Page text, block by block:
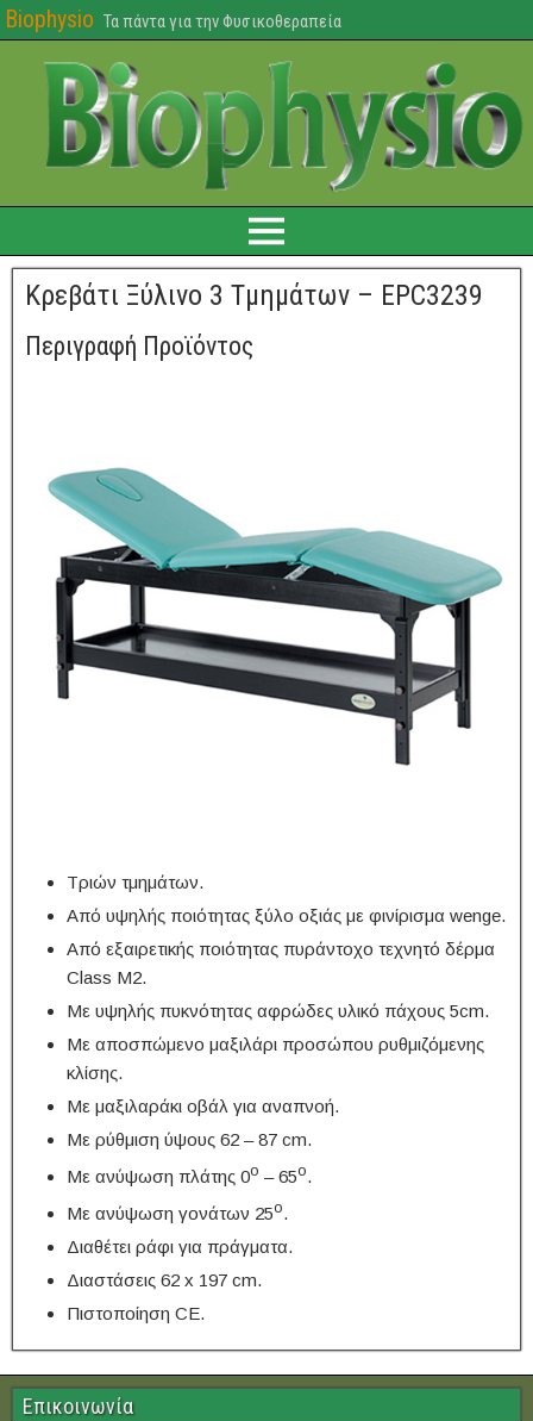
Biophysio Τα πάντα για την Φυσικοθεραπεία
Κρεβάτι Ξύλινο 3 Τμημάτων – EPC3239
Περιγραφή Προϊόντος
Τριών τμημάτων.
Από υψηλής ποιότητας ξύλο οξιάς με φινίρισμα wenge.
Από εξαιρετικής ποιότητας πυράντοχο τεχνητό δέρμα
Class M2.
Με υψηλής πυκνότητας αφρώδες υλικό πάχους 5cm.
Με αποσπώμενο μαξιλάρι προσώπου ρυθμιζόμενης
κλίσης.
Με μαξιλαράκι οβάλ για αναπνοή.
Με ρύθμιση ύψους 62 – 87 cm.
Με ανύψωση πλάτης 0ο – 65ο.
Με ανύψωση γονάτων 25ο.
Διαθέτει ράφι για πράγματα.
Διαστάσεις 62 x 197 cm.
Πιστοποίηση CE.
Επικοινωνία